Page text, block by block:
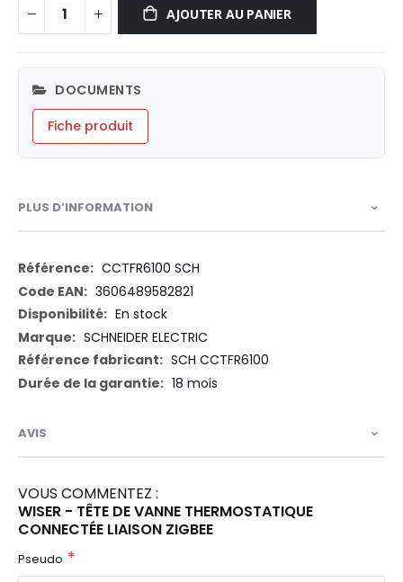
AJOUTER AU PANIER
DOCUMENTS
Fiche produit
PLUS D’INFORMATION
Plus
d’information
CCTFR6100 SCH
3606489582821
En stock
SCHNEIDER ELECTRIC
SCH CCTFR6100
18 mois
AVIS
VOUS COMMENTEZ :
WISER - TÊTE DE VANNE THERMOSTATIQUE
CONNECTÉE LIAISON ZIGBEE
Pseudo